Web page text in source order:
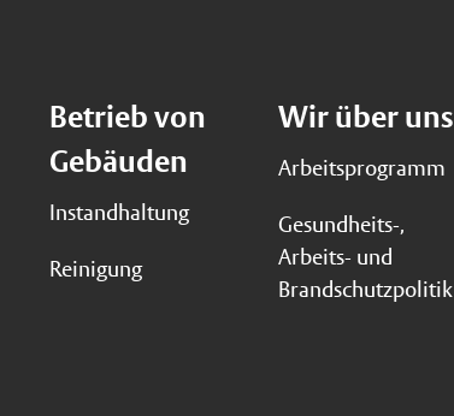
Betrieb von
Gebäuden
Instandhaltung
Reinigung
Wir über uns
Arbeitsprogramm
Gesundheits-,
Arbeits- und
Brandschutzpolitik